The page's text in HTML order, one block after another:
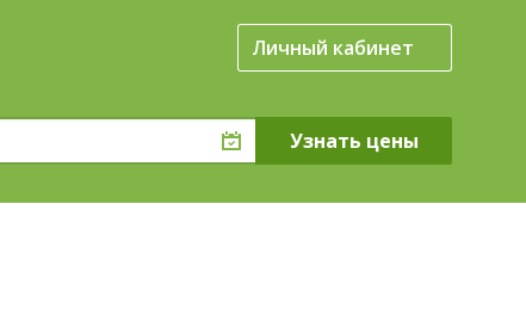
Личный кабинет